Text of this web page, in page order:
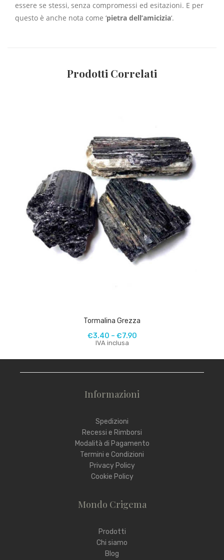
essere se stessi, senza compromessi ed esitazioni. E per
questo è anche nota come ‘pietra dell’amicizia‘.
Prodotti Correlati
Tormalina Grezza
€3.40 – €7.90
IVA inclusa
Informazioni
Spedizioni
Recessi e Rimborsi
Modalità di Pagamento
Termini e Condizioni
Privacy Policy
Cookie Policy
Mondo Crigema
Prodotti
Chi siamo
Blog